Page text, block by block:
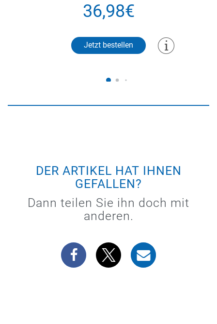
36,98€
Jetzt bestellen
DER ARTIKEL HAT IHNEN
GEFALLEN?
Dann teilen Sie ihn doch mit
anderen.